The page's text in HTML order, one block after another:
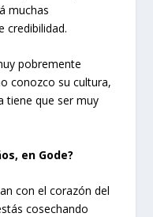
muchas
credibilidad.
pobremente
conozco su cultura,
tiene que ser muy
en Gode?
con el corazón del
cosechando